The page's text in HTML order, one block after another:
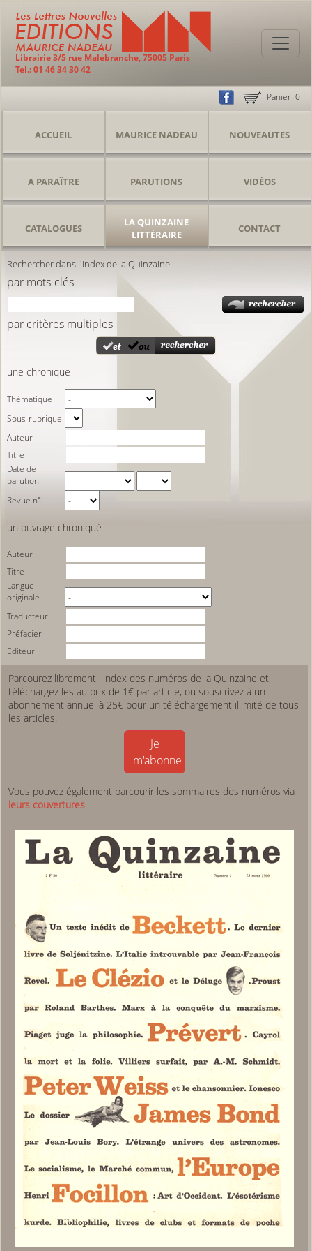
Librairie 3/5 rue Malebranche, 75005 Paris
Tel.: 01 46 34 30 42
Panier: 0
ACCUEIL MAURICE NADEAU NOUVEAUTES
A PARAÎTRE PARUTIONS VIDÉOS
CATALOGUES
LA QUINZAINE
LITTÉRAIRE
CONTACT
Rechercher dans l'index de la Quinzaine
par mots-clés
par critères multiples
une chronique
Thématique
Sous-rubrique
Auteur
Titre
Date de
parution
Revue n°
un ouvrage chroniqué
Auteur
Titre
Langue
originale
Traducteur
Préfacier
Editeur
Parcourez librement l'index des numéros de la Quinzaine et
téléchargez les au prix de 1€ par article, ou souscrivez à un
abonnement annuel à 25€ pour un téléchargement illimité de tous
les articles.
Je
m'abonne
Vous pouvez également parcourir les sommaires des numéros via
leurs couvertures